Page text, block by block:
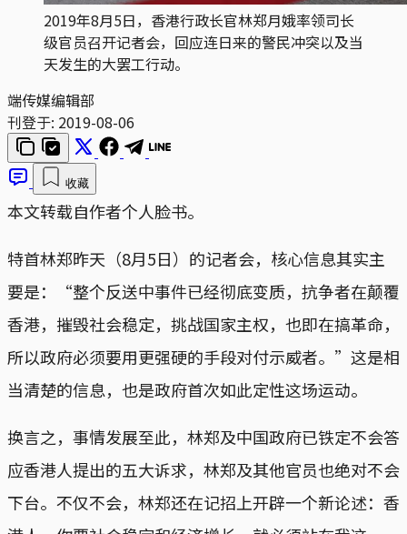
2019年8月5日，香港行政长官林郑月娥率领司长
级官员召开记者会，回应连日来的警民冲突以及当
天发生的大罢工行动。
端传媒编辑部
刊登于: 2019-08-06
收藏
本文转载自作者个人脸书。
特首林郑昨天（8月5日）的记者会，核心信息其实主
要是：“整个反送中事件已经彻底变质，抗争者在颠覆
香港，摧毁社会稳定，挑战国家主权，也即在搞革命，
所以政府必须要用更强硬的手段对付示威者。”这是相
当清楚的信息，也是政府首次如此定性这场运动。
换言之，事情发展至此，林郑及中国政府已铁定不会答
应香港人提出的五大诉求，林郑及其他官员也绝对不会
下台。不仅不会，林郑还在记招上开辟一个新论述：香